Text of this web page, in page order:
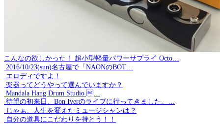
こんなの欲しかった！ 超小型軽量パワーサプライ Octo…
2016/10/23(sun)名古屋で「NAONのBOT…
エロディですよ！
楽器ってどうやって選んでいますか？
Mandala Hang Drum Studio …
待望の初来日、Bon Iverのライブに行ってきました。…
じゃぁ、人生を変えたミュージシャンは？
自分の道具にこだわりを持とう！！